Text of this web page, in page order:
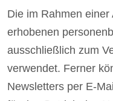
Die im Rahmen
erhobenen
ausschließlich zum
verwendet. Ferner
Newsletters per E-